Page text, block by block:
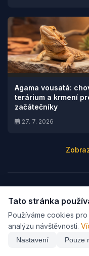
Najdi
Agama vousatá:
terárium a krmení
začátečníky
27. 7. 2026
Vítejte na našem
Tato stránka
Používáme cookies
analýzu návštěvnosti.
Nastavení Pouze